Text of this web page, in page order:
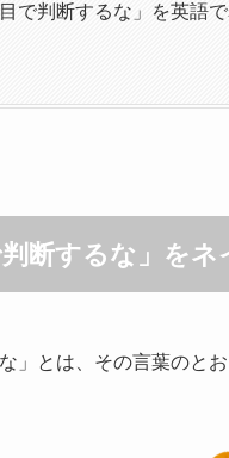
目で判断するな」を英語
判断するな」を
」とは、その言葉のとお